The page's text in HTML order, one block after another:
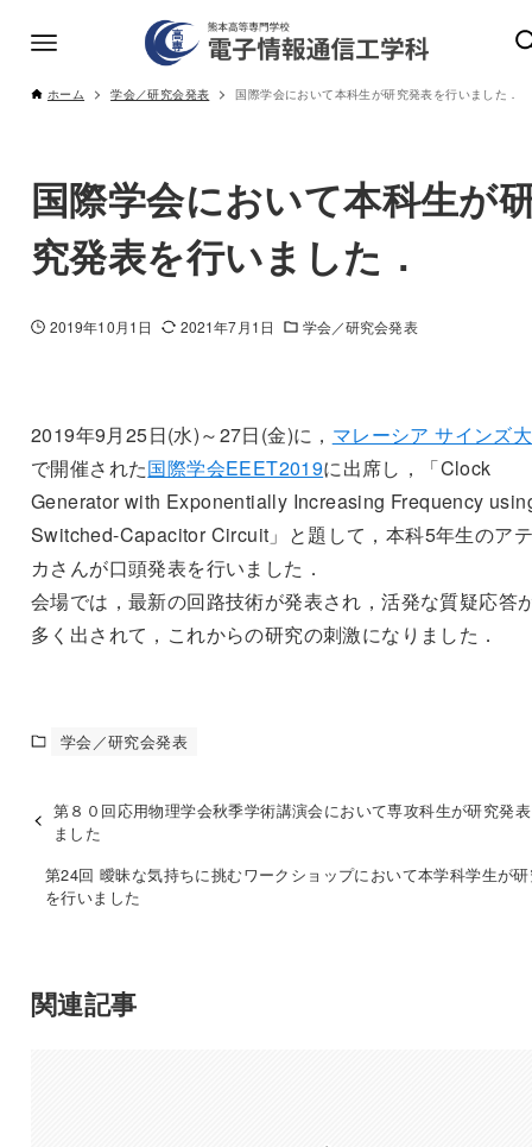
ホーム 学会／研究会発表 国際学会において本科生が研究発表を行いました．
国際学会において本科生が
究発表を行いました．
2019年10月1日 2021年7月1日 学会／研究会発表
2019年9月25日(水)～27日(金)に， マレーシア サインズ
で開催された国際学会EEET2019に出席し，「Clock
Generator with Exponentially Increasing Frequency
Switched-Capacitor Circuit」と題して，本科5年生のア
カさんが口頭発表を行いました．
会場では，最新の回路技術が発表され，活発な質疑応答
多く出されて，これからの研究の刺激になりました．
学会／研究会発表
第８０回応用物理学会秋季学術講演会において専攻科生が研究発
ました
第24回 曖昧な気持ちに挑むワークショップにおいて本学科学生が
を行いました
関連記事